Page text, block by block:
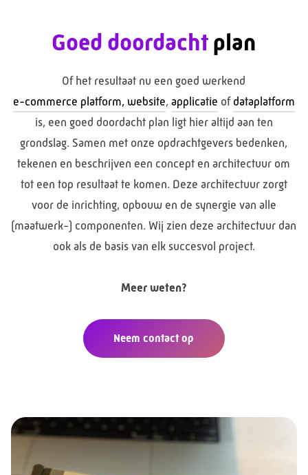
Goed doordacht plan
Of het resultaat nu een goed werkend
e-commerce platform, website, applicatie of dataplatform
is, een goed doordacht plan ligt hier altijd aan ten
grondslag. Samen met onze opdrachtgevers bedenken,
tekenen en beschrijven een concept en architectuur om
tot een top resultaat te komen. Deze architectuur zorgt
voor de inrichting, opbouw en de synergie van alle
(maatwerk-) componenten. Wij zien deze architectuur dan
ook als de basis van elk succesvol project.
Meer weten?
Neem contact op